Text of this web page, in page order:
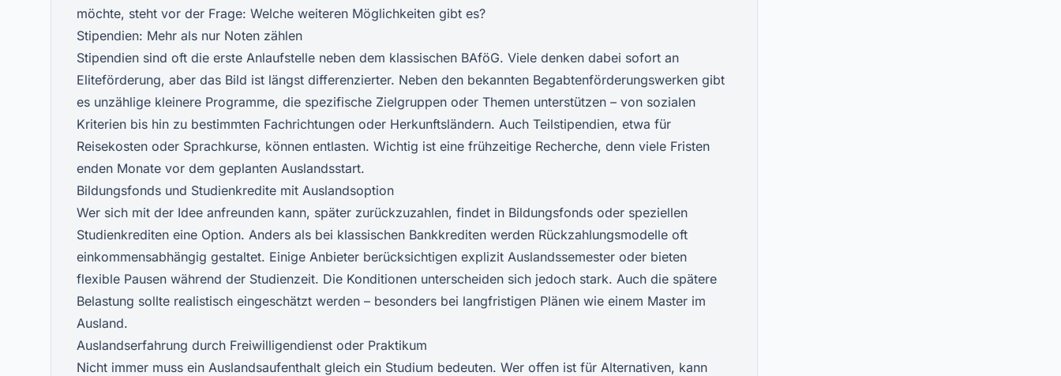
möchte, steht vor der Frage: Welche weiteren Möglichkeiten gibt es?
Stipendien: Mehr als nur Noten zählen
Stipendien sind oft die erste Anlaufstelle neben dem klassischen BAföG. Viele denken dabei sofort an
Eliteförderung, aber das Bild ist längst differenzierter. Neben den bekannten Begabtenförderungswerken gibt
es unzählige kleinere Programme, die spezifische Zielgruppen oder Themen unterstützen – von sozialen
Kriterien bis hin zu bestimmten Fachrichtungen oder Herkunftsländern. Auch Teilstipendien, etwa für
Reisekosten oder Sprachkurse, können entlasten. Wichtig ist eine frühzeitige Recherche, denn viele Fristen
enden Monate vor dem geplanten Auslandsstart.
Bildungsfonds und Studienkredite mit Auslandsoption
Wer sich mit der Idee anfreunden kann, später zurückzuzahlen, findet in Bildungsfonds oder speziellen
Studienkrediten eine Option. Anders als bei klassischen Bankkrediten werden Rückzahlungsmodelle oft
einkommensabhängig gestaltet. Einige Anbieter berücksichtigen explizit Auslandssemester oder bieten
flexible Pausen während der Studienzeit. Die Konditionen unterscheiden sich jedoch stark. Auch die spätere
Belastung sollte realistisch eingeschätzt werden – besonders bei langfristigen Plänen wie einem Master im
Ausland.
Auslandserfahrung durch Freiwilligendienst oder Praktikum
Nicht immer muss ein Auslandsaufenthalt gleich ein Studium bedeuten. Wer offen ist für Alternativen, kann